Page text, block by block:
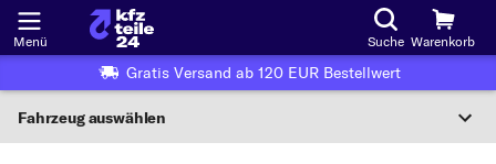
Menü Suche Warenkorb
Gratis Versand ab 120 EUR Bestellwert
Fahrzeug auswählen